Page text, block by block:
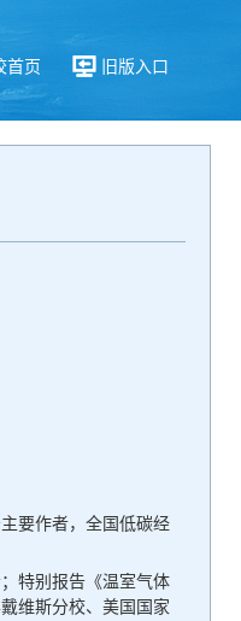
首页 旧版入口
要作者，全国低碳经
特别报告《温室气体
维斯分校、美国国家